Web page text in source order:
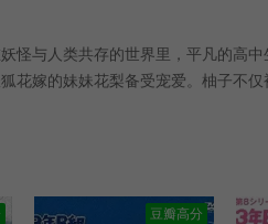
怪与人类共存的世界里，平凡的高
花嫁的妹妹花梨备受宠爱。柚子不
豆瓣高分